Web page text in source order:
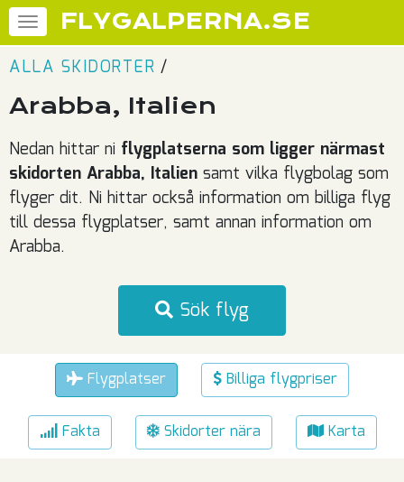
FLYGALPERNA.SE
ALLA SKIDORTER /
Arabba, Italien
Nedan hittar ni flygplatserna som ligger närmast
skidorten Arabba, Italien samt vilka flygbolag som
flyger dit. Ni hittar också information om billiga flyg
till dessa flygplatser, samt annan information om
Arabba.
Sök flyg
Flygplatser Billiga flygpriser
Fakta Skidorter nära Karta